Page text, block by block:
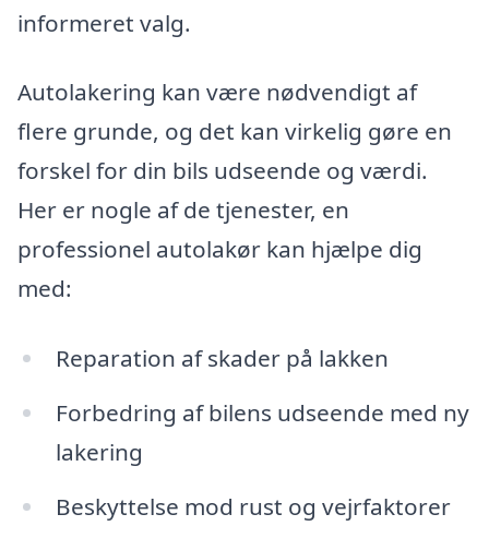
informeret valg.
Autolakering kan være nødvendigt af
flere grunde, og det kan virkelig gøre en
forskel for din bils udseende og værdi.
Her er nogle af de tjenester, en
professionel autolakør kan hjælpe dig
med:
Reparation af skader på lakken
Forbedring af bilens udseende med ny
lakering
Beskyttelse mod rust og vejrfaktorer